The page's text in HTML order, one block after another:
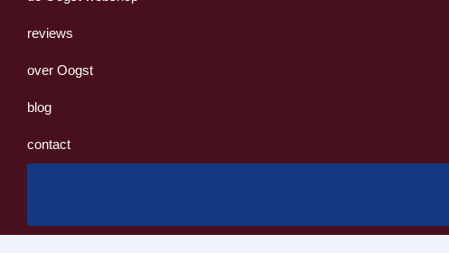
reviews
over Oogst
blog
contact